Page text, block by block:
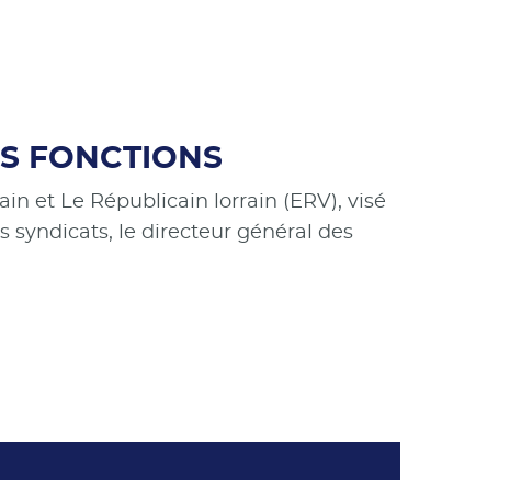
FONCTIONS
et Le Républicain lorrain (ERV), visé
syndicats, le directeur général des